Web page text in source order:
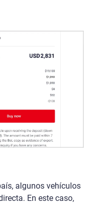
algunos vehículos
En este caso,